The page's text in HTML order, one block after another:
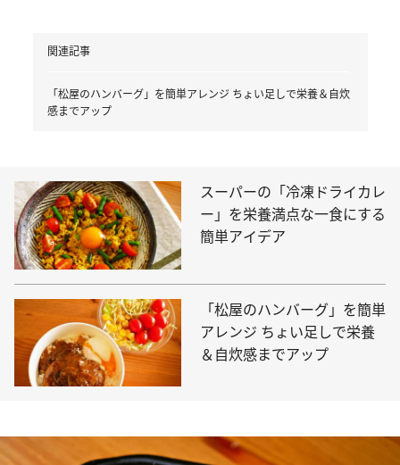
関連記事
「松屋のハンバーグ」を簡単アレンジ ちょい足しで栄養＆自炊
感までアップ
スーパーの「冷凍ドライカレ
ー」を栄養満点な一食にする
簡単アイデア
「松屋のハンバーグ」を簡単
アレンジ ちょい足しで栄養
＆自炊感までアップ